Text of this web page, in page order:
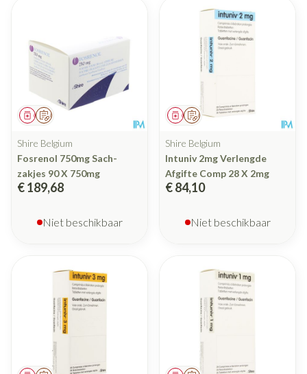
Op voorschrift
Geneesmiddel
Shire Belgium
Fosrenol 750mg Sach-
zakjes 90 X 750mg
€ 189,68
Niet beschikbaar
Op voorschrift
Geneesmiddel
Shire Belgium
Intuniv 2mg Verlengde
Afgifte Comp 28 X 2mg
€ 84,10
Niet beschikbaar